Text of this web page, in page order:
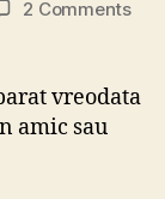
2 Commentson
vreodata
amic sau